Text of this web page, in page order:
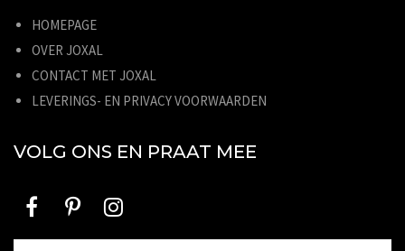
HOMEPAGE
OVER JOXAL
CONTACT MET JOXAL
LEVERINGS- EN PRIVACY VOORWAARDEN
VOLG ONS EN PRAAT MEE